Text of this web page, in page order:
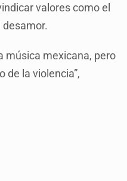
valores como el
desamor.
música mexicana, pero
de la violencia”,